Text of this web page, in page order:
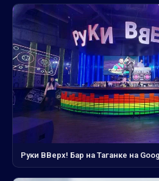
Руки ВВерх! Бар на Таганке на